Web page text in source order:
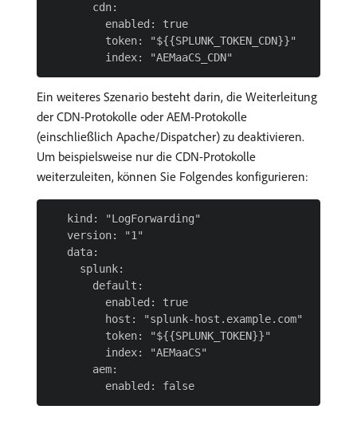
       cdn:
         enabled: true
         token: "${{SPLUNK_TOKEN_CDN}}"
Ein weiteres Szenario besteht darin, die Weiterleitung
der CDN-Protokolle oder AEM-Protokolle
(einschließlich Apache/Dispatcher) zu deaktivieren.
Um beispielsweise nur die CDN-Protokolle
weiterzuleiten, können Sie Folgendes konfigurieren:
   kind: "LogForwarding"
   version: "1"
   data:
     splunk:
       default:
         enabled: true
         host: "splunk-host.example.com"
         token: "${{SPLUNK_TOKEN}}"
         index: "AEMaaCS"
       aem: